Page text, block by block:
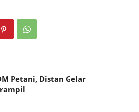
Petani, Distan Gelar